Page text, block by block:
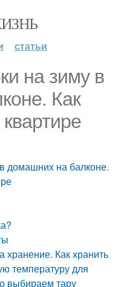
статьи
на зиму в
Как
домашних на балконе.
хранение. Как хранить
температуру для
выбираем тару